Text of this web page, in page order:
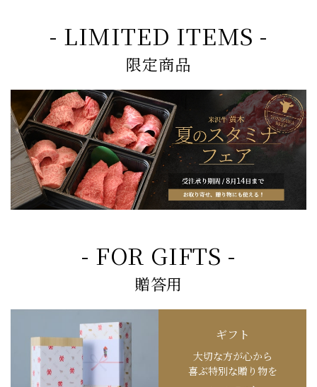
- LIMITED ITEMS -
限定商品
- FOR GIFTS -
贈答用
ギフト
大切な方が心から
喜ぶ特別な贈り物を